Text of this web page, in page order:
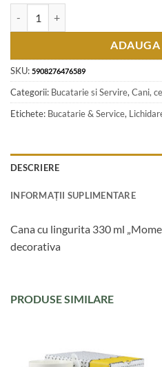
ADAUGA
SKU: 5908276476589
Categorii: Bucatarie si Servire, Cani,
Etichete: Bucatarie & Service,
DESCRIERE
INFORMAȚII SUPLIMENTARE
Cana cu lingurita 330 ml
decorativa
PRODUSE SIMILARE